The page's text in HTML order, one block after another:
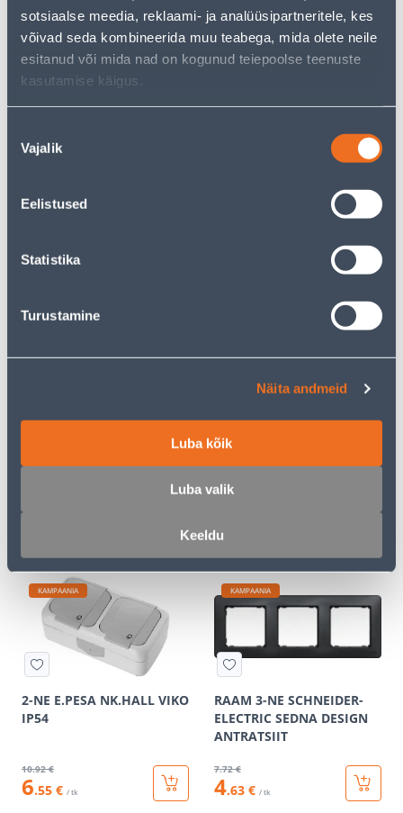
sotsiaalse meedia, reklaami- ja analüüsipartneritele, kes
võivad seda kombineerida muu teabega, mida olete neile
esitanud või mida nad on kogunud teiepoolse teenuste
kasutamise käigus.
valik
Vajalik
Eelistused
Statistika
Turustamine
Näita andmeid
Luba kõik
Luba valik
Keeldu
.43 € .08 €
ELECTRIC SEDNA DESIGN
ANTRATSIIT
3.19 €
ELECTRIC SEDNA DESIGN
PISTIKUPESA 1-NE FENDE
5
KAMPAANIA
2-NE E.PESA NK.HALL VIKO
IP54
10.92 €
6.55 € / tk
KAMPAANIA
RAAM 3-NE SCHNEIDER-
ELECTRIC SEDNA DESIGN
ANTRATSIIT
7.72 €
4.63 € / tk